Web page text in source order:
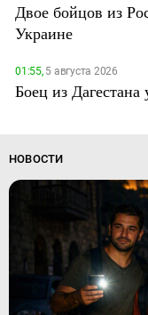
Двое бойцов из
Украине
01:55,5 августа 2026
Боец из
НОВОСТИ